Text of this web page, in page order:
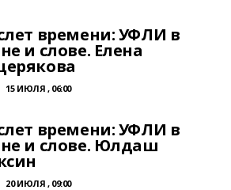
времени: УФЛИ в
и слове. Елена
15 ИЮЛЯ , 06:00
времени: УФЛИ в
и слове. Юлдаш
20 ИЮЛЯ , 09:00